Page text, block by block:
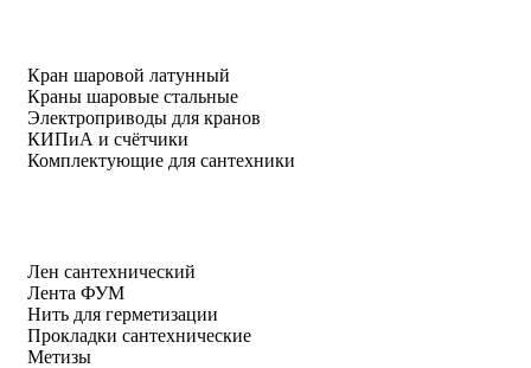
Кран шаровой латунный
Краны шаровые стальные
Электроприводы для кранов
КИПиА и счётчики
Комплектующие для сантехники
Лен сантехнический
Лента ФУМ
Нить для герметизации
Прокладки сантехнические
Метизы